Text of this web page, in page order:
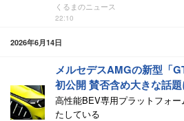
くるまのニュース
22:10
2026年6月14日
メルセデスAMGの新型「
初公開 賛否含め大きな話
高性能BEV専用プラットフォ
たしている